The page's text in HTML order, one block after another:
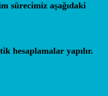
sürecimiz aşağıdaki
hesaplamalar yapılır.